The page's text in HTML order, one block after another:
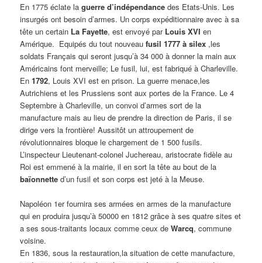
En 1775 éclate laguerre d’indépendance des Etats-Unis. Les
insurgés ont besoin d’armes. Un corps expéditionnaire avec à sa
tête un certain La Fayette, est envoyé par Louis XVI en
Amérique. Equipés du tout nouveaufusil 1777 à silex ,les
soldats Français qui seront jusqu’à 34 000 à donner la main aux
Américains font merveille; Le fusil, lui, est fabriqué à Charleville.
En1792, Louis XVI est en prison. La guerre menace,les
Autrichiens et les Prussiens sont aux portes de la France. Le 4
Septembre à Charleville, un convoi d’armes sort de la
manufacture mais au lieu de prendre la direction de Paris, il se
dirige vers la frontière! Aussitôt un attroupement de
révolutionnaires bloque le chargement de 1 500 fusils.
L’inspecteur Lieutenant-colonel Juchereau, aristocrate fidèle au
Roi est emmené à la mairie, il en sort la tête au bout de la
baïonnette d’un fusil et son corps est jeté à la Meuse.
Napoléon 1er fournira ses armées en armes de la manufacture
qui en produira jusqu’à 50000 en 1812 grâce à ses quatre sites et
a ses sous-traitants locaux comme ceux deWarcq, commune
voisine.
En 1836, sous la restauration,la situation de cette manufacture,